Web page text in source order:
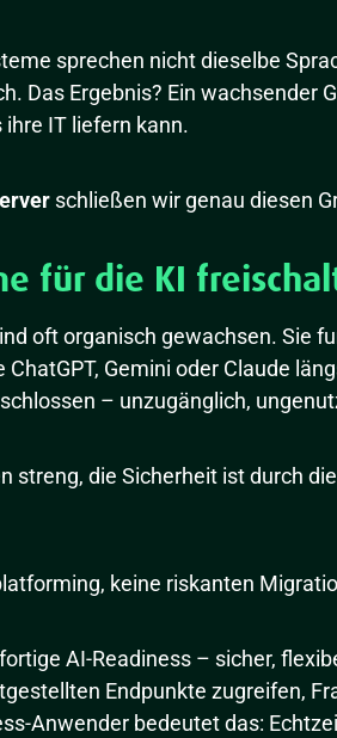
sprechen nicht dieselbe
Das Ergebnis? Ein wachsender
IT liefern kann.
schließen wir genau diesen
für die KI
oft organisch gewachsen. Sie
ChatGPT, Gemini oder Claude
– unzugänglich,
streng, die Sicherheit ist durch
keine riskanten
AI-Readiness – sicher,
Endpunkte zugreifen,
Anwender bedeutet das: